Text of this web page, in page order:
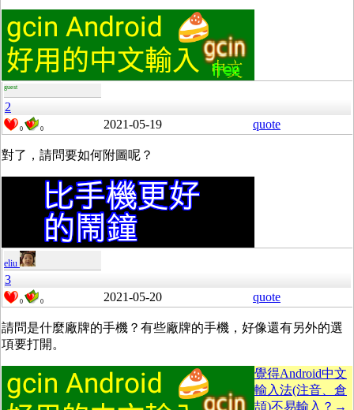
guest
2
0 0 2021-05-19 quote
對了，請問要如何附圖呢？
eliu
3
0 0 2021-05-20 quote
請問是什麼廠牌的手機？有些廠牌的手機，好像還有另外的選
項要打開。
覺得Android中文
輸入法(注音、倉
頡)不易輸入？→